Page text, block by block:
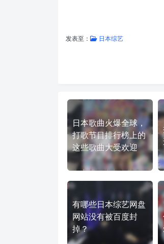
发表至： 日本综艺
日本歌曲火爆全球，
打歌节目排行榜上的
这些歌曲大受欢迎
有哪些日本综艺网盘
网站没有被百度封
掉？